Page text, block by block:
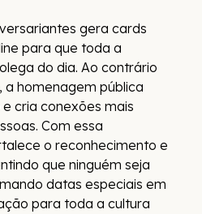
gera cards
para que toda a
do dia. Ao contrário
a homenagem pública
cria conexões mais
Com essa
o reconhecimento e
que ninguém seja
datas especiais em
para toda a cultura